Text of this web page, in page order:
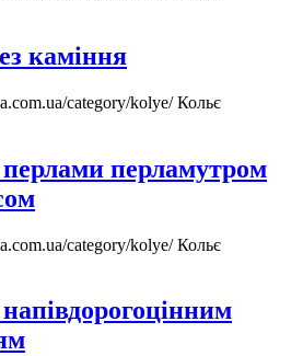
каміння
category/kolye/Кольє
перлами перламутром
category/kolye/Кольє